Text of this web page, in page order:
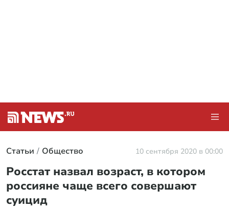
Статьи Общество 10 сентября 2020 в 00:00
Росстат назвал возраст, в котором
россияне чаще всего совершают
суицид